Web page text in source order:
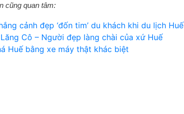
cũng quan tâm:
cảnh đẹp ‘đốn tim’ du khách khi du lịch Huế
Cô – Người đẹp làng chài của xứ Huế
Huế bằng xe máy thật khác biệt